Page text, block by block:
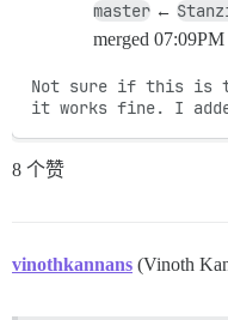
master ←
merged
Not sure if this is
it works fine. I
8 个赞
vinothkannans (Vinoth